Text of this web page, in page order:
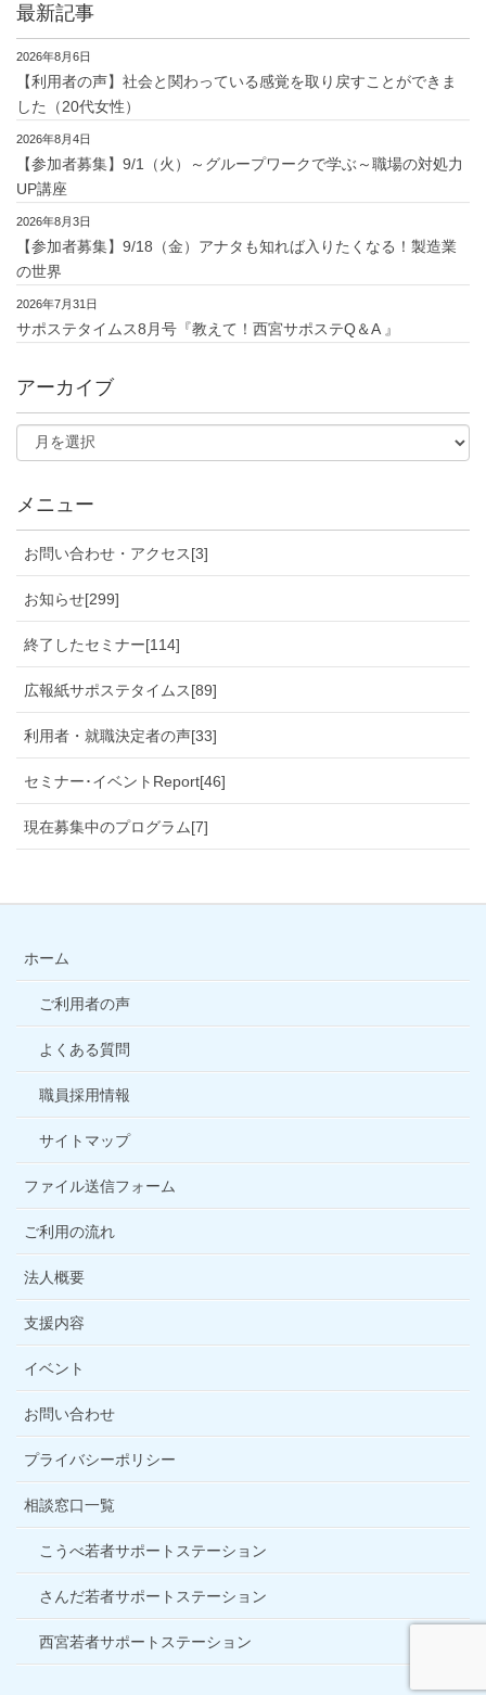
最新記事
2026年8月6日
【利用者の声】社会と関わっている感覚を取り戻すことができま
した（20代女性）
2026年8月4日
【参加者募集】9/1（火）～グループワークで学ぶ～職場の対処力
UP講座
2026年8月3日
【参加者募集】9/18（金）アナタも知れば入りたくなる！製造業
の世界
2026年7月31日
サポステタイムス8月号『教えて！西宮サポステQ＆A 』
アーカイブ
メニュー
お問い合わせ・アクセス[3]
お知らせ[299]
終了したセミナー[114]
広報紙サポステタイムス[89]
利用者・就職決定者の声[33]
セミナー･イベントReport[46]
現在募集中のプログラム[7]
ホーム
ご利用者の声
よくある質問
職員採用情報
サイトマップ
ファイル送信フォーム
ご利用の流れ
法人概要
支援内容
イベント
お問い合わせ
プライバシーポリシー
相談窓口一覧
こうべ若者サポートステーション
さんだ若者サポートステーション
西宮若者サポートステーション